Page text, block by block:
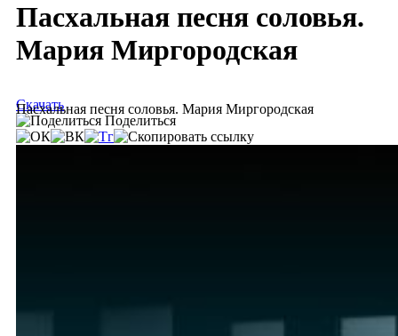
Пасхальная песня соловья.
Мария Миргородская
Пасхальная песня соловья. Мария Миргородская
Скачать
Поделиться